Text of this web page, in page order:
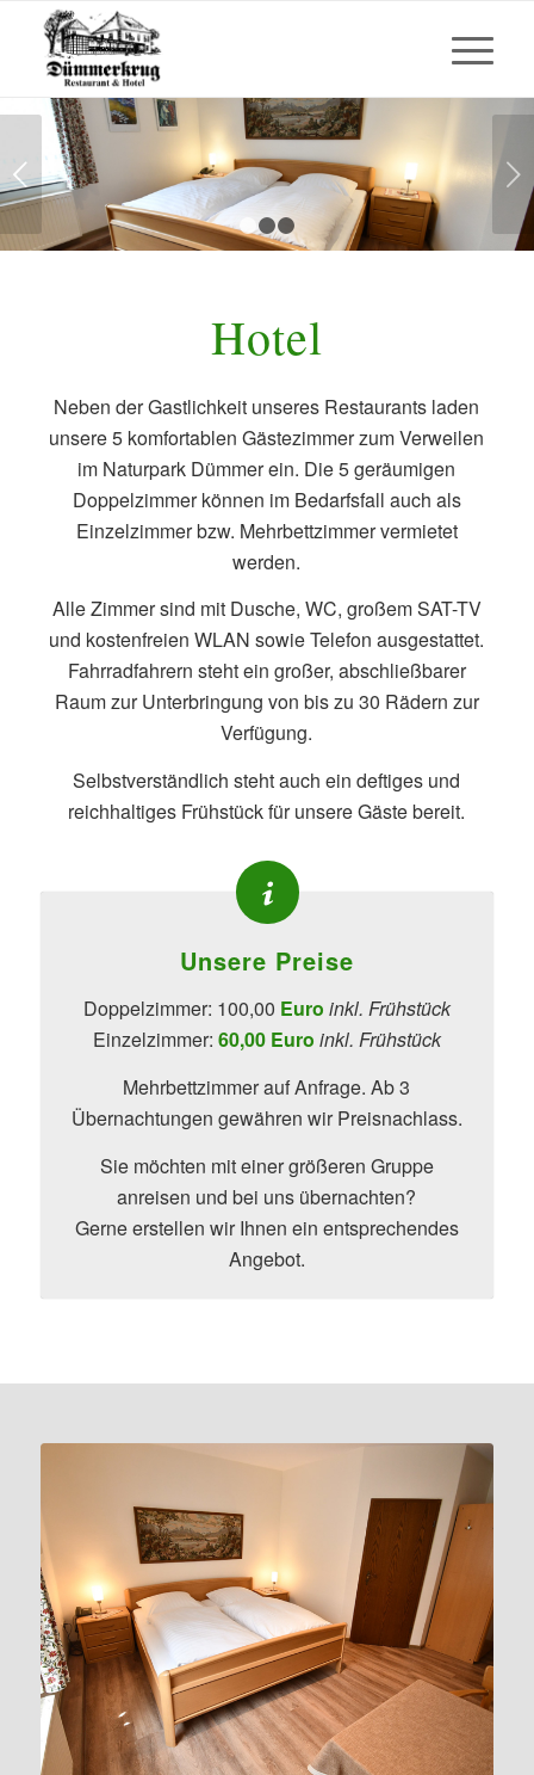
Weiter
1 2 3
Hotel
Neben der Gastlichkeit unseres Restaurants laden
unsere 5 komfortablen Gästezimmer zum Verweilen
im Naturpark Dümmer ein. Die 5 geräumigen
Doppelzimmer können im Bedarfsfall auch als
Einzelzimmer bzw. Mehrbettzimmer vermietet
werden.
Alle Zimmer sind mit Dusche, WC, großem SAT-TV
und kostenfreien WLAN sowie Telefon ausgestattet.
Fahrradfahrern steht ein großer, abschließbarer
Raum zur Unterbringung von bis zu 30 Rädern zur
Verfügung.
Selbstverständlich steht auch ein deftiges und
reichhaltiges Frühstück für unsere Gäste bereit.
Unsere Preise
Doppelzimmer: 100,00 Euro inkl. Frühstück
Einzelzimmer: 60,00 Euro inkl. Frühstück
Mehrbettzimmer auf Anfrage. Ab 3
Übernachtungen gewähren wir Preisnachlass.
Sie möchten mit einer größeren Gruppe
anreisen und bei uns übernachten?
Gerne erstellen wir Ihnen ein entsprechendes
Angebot.